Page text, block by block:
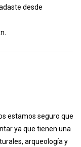
desde
estamos seguro que
ya que tienen una
arqueología y